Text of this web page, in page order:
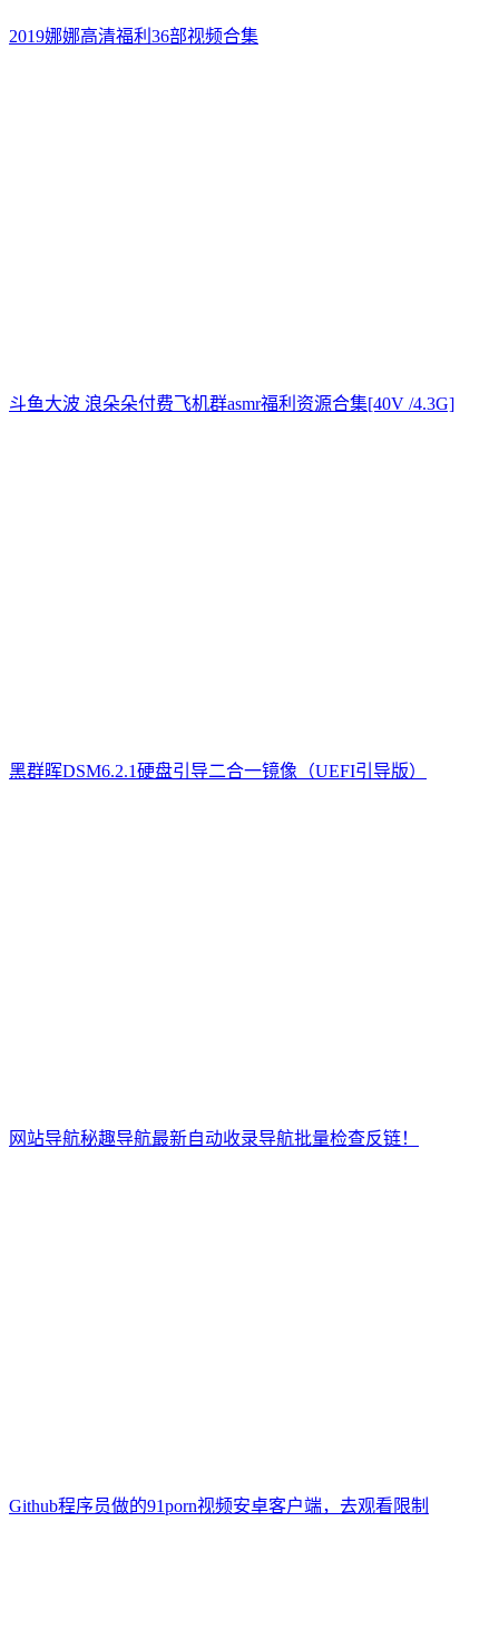
2019娜娜高清福利36部视频合集
斗鱼大波 浪朵朵付费飞机群asmr福利资源合集[40V /4.3G]
黑群晖DSM6.2.1硬盘引导二合一镜像（UEFI引导版）
网站导航秘趣导航最新自动收录导航批量检查反链！
Github程序员做的91porn视频安卓客户端，去观看限制